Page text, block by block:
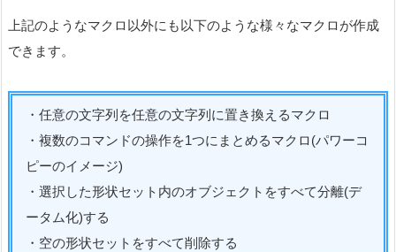
上記のようなマクロ以外にも以下のような様々なマクロが作成
できます。
・任意の文字列を任意の文字列に置き換えるマクロ
・複数のコマンドの操作を1つにまとめるマクロ(パワーコ
ピーのイメージ)
・選択した形状セット内のオブジェクトをすべて分離(デ
ータム化)する
・空の形状セットをすべて削除する